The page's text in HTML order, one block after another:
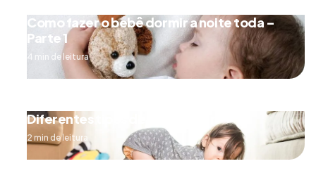
Como fazer o bebê dormir a noite toda –
Parte 1
4 min de leitura
Diferentes tipos de engatinhar
2 min de leitura